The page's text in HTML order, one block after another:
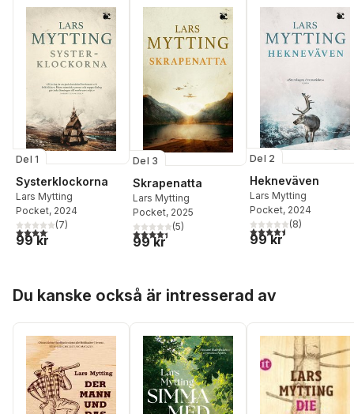
Del 1
Systerklockorna
Lars Mytting
Pocket, 2024
4,1utav 5 stjärnor. Totalt antal röster:
(7)
99 kr
Del 3
Skrapenatta
Lars Mytting
Pocket, 2025
4,4utav 5 stjärnor. Totalt antal röster:
(5)
99 kr
Del 2
Hekneväven
Lars Mytting
Pocket, 2024
4,5utav 5 stjärnor.
(8)
99 kr
Du kanske också är intresserad av